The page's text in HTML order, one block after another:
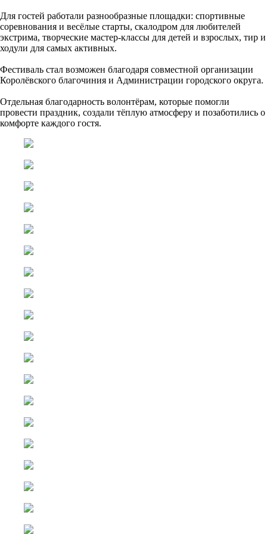
Для гостей работали разнообразные площадки: спортивные
соревнования и весёлые старты, скалодром для любителей
экстрима, творческие мастер-классы для детей и взрослых, тир и
ходули для самых активных.
Фестиваль стал возможен благодаря совместной организации
Королёвского благочиния и Администрации городского округа.
Отдельная благодарность волонтёрам, которые помогли
провести праздник, создали тёплую атмосферу и позаботились о
комфорте каждого гостя.